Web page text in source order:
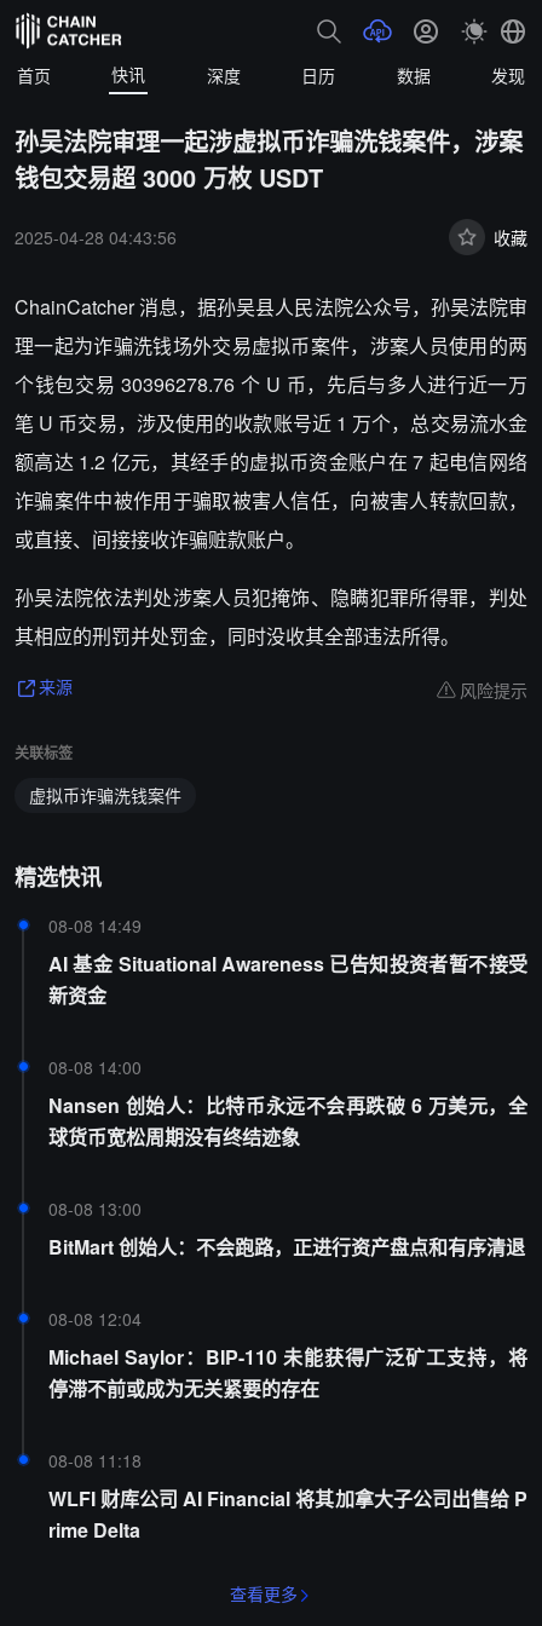
首页 快讯 深度 日历 数据 发现
孙吴法院审理一起涉虚拟币诈骗洗钱案件，涉案
钱包交易超 3000 万枚 USDT
2025-04-28 04:43:56 收藏
ChainCatcher 消息，据孙吴县人民法院公众号，孙吴法院审
理一起为诈骗洗钱场外交易虚拟币案件，涉案人员使用的两
个钱包交易 30396278.76 个 U 币，先后与多人进行近一万
笔 U 币交易，涉及使用的收款账号近 1 万个，总交易流水金
额高达 1.2 亿元，其经手的虚拟币资金账户在 7 起电信网络
诈骗案件中被作用于骗取被害人信任，向被害人转款回款，
或直接、间接接收诈骗赃款账户。
孙吴法院依法判处涉案人员犯掩饰、隐瞒犯罪所得罪，判处
其相应的刑罚并处罚金，同时没收其全部违法所得。
来源 风险提示
关联标签
虚拟币诈骗洗钱案件
精选快讯
08-08 14:49
AI 基金 Situational Awareness 已告知投资者暂不接受
新资金
08-08 14:00
Nansen 创始人：比特币永远不会再跌破 6 万美元，全
球货币宽松周期没有终结迹象
08-08 13:00
BitMart 创始人：不会跑路，正进行资产盘点和有序清退
08-08 12:04
Michael Saylor：BIP-110 未能获得广泛矿工支持，将
停滞不前或成为无关紧要的存在
08-08 11:18
WLFI 财库公司 AI Financial 将其加拿大子公司出售给 P
rime Delta
查看更多